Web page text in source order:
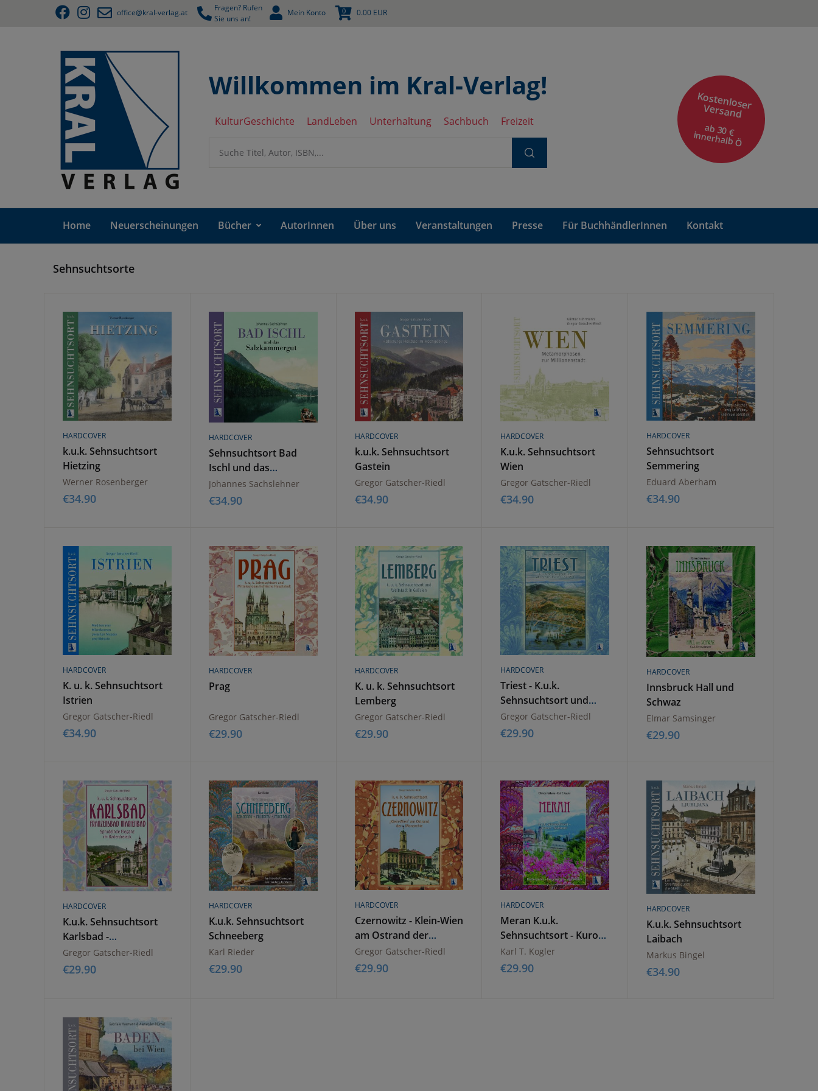
office@kral-verlag.at
Fragen? Rufen
Sie uns an!
Mein Konto 0 0.00 EUR
Willkommen im Kral-Verlag!
KulturGeschichte LandLeben Unterhaltung Sachbuch Freizeit
Kostenloser
Versand
ab 30 €
innerhalb Ö
Home Neuerscheinungen Bücher AutorInnen Über uns Veranstaltungen Presse Für BuchhändlerInnen Kontakt
Sehnsuchtsorte
HARDCOVER
k.u.k. Sehnsuchtsort
Hietzing
Werner Rosenberger
€34.90
HARDCOVER
Sehnsuchtsort Bad
Ischl und das
Salzkammergut
Johannes Sachslehner
€34.90
HARDCOVER
k.u.k. Sehnsuchtsort
Gastein
Gregor Gatscher-Riedl
€34.90
HARDCOVER
K.u.k. Sehnsuchtsort
Wien
Gregor Gatscher-Riedl
€34.90
HARDCOVER
Sehnsuchtsort
Semmering
Eduard Aberham
€34.90
HARDCOVER
K. u. k. Sehnsuchtsort
Istrien
Gregor Gatscher-Riedl
€34.90
HARDCOVER
Prag
Gregor Gatscher-Riedl
€29.90
HARDCOVER
K. u. k. Sehnsuchtsort
Lemberg
Gregor Gatscher-Riedl
€29.90
HARDCOVER
Triest - K.u.k.
Sehnsuchtsort und
Altösterreichs Hafen
zur Welt
Gregor Gatscher-Riedl
€29.90
HARDCOVER
Innsbruck Hall und
Schwaz
Elmar Samsinger
€29.90
HARDCOVER
K.u.k. Sehnsuchtsort
Karlsbad -
Franzensbad -
Marienbad
Gregor Gatscher-Riedl
€29.90
HARDCOVER
K.u.k. Sehnsuchtsort
Schneeberg
Karl Rieder
€29.90
HARDCOVER
Czernowitz - Klein-Wien
am Ostrand der
Monarchie
Gregor Gatscher-Riedl
€29.90
HARDCOVER
Meran K.u.k.
Sehnsuchtsort - Kurort
- Kulturort
Karl T. Kogler
€29.90
HARDCOVER
K.u.k. Sehnsuchtsort
Laibach
Markus Bingel
€34.90